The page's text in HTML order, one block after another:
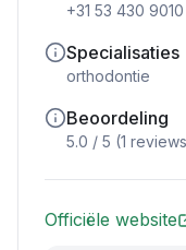
+31 53 430 9010
Specialisaties
orthodontie
Beoordeling
5.0 / 5 (1
Officiële website